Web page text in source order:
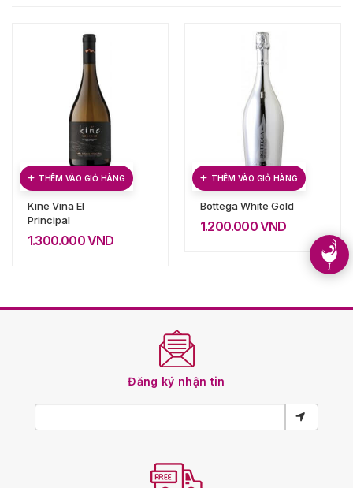
THÊM VÀO GIỎ HÀNG
Kine Vina El
Principal
1.300.000VND
THÊM VÀO GIỎ HÀNG
Bottega White Gold
1.200.000VND
Đăng ký nhận tin